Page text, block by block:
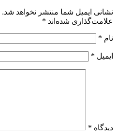
نشانی ایمیل شما منتشر نخواهد شد.
علامت‌گذاری شده‌اند *
نام *
ایمیل *
دیدگاه *